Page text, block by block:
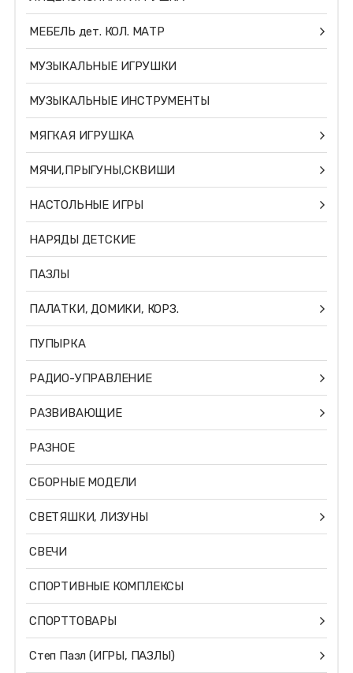
МЕБЕЛЬ дет. КОЛ. МАТР
МУЗЫКАЛЬНЫЕ ИГРУШКИ
МУЗЫКАЛЬНЫЕ ИНСТРУМЕНТЫ
МЯГКАЯ ИГРУШКА
МЯЧИ,ПРЫГУНЫ,СКВИШИ
НАСТОЛЬНЫЕ ИГРЫ
НАРЯДЫ ДЕТСКИЕ
ПАЗЛЫ
ПАЛАТКИ, ДОМИКИ, КОРЗ.
ПУПЫРКА
РАДИО-УПРАВЛЕНИЕ
РАЗВИВАЮЩИЕ
РАЗНОЕ
СБОРНЫЕ МОДЕЛИ
СВЕТЯШКИ, ЛИЗУНЫ
СВЕЧИ
СПОРТИВНЫЕ КОМПЛЕКСЫ
СПОРТТОВАРЫ
Степ Пазл (ИГРЫ, ПАЗЛЫ)